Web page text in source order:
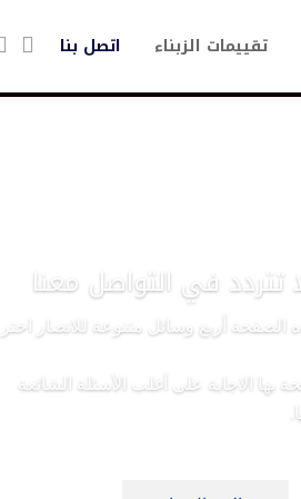
تقييمات الزبناء اتصل بنا
في التواصل معنا
الصفحة أربع وسائل متنوعة للاتصار اختر
بها الاجابة على أغلب الأسئلة الشائعة